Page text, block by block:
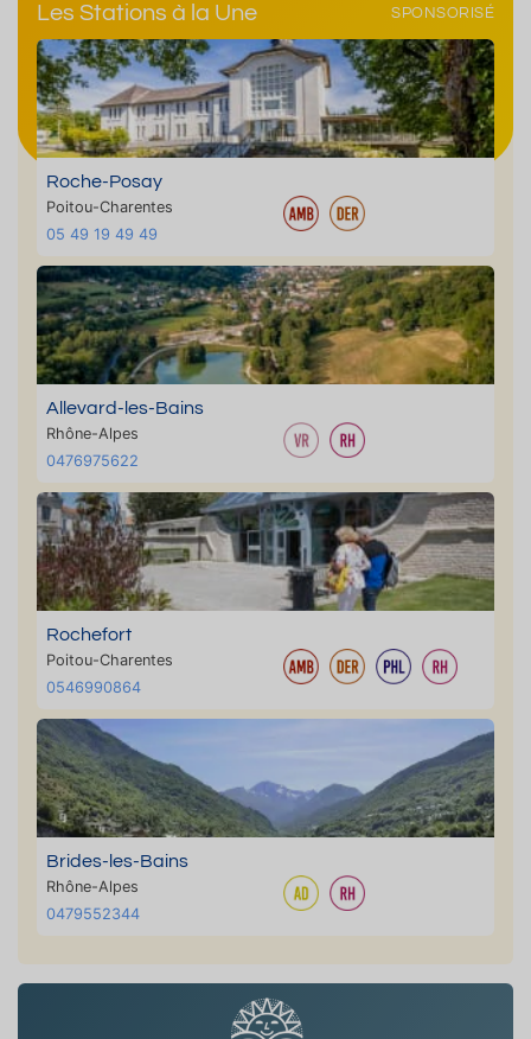
Les Stations à la Une SPONSORISÉ
Roche-Posay
Poitou-Charentes
05 49 19 49 49
Allevard-les-Bains
Rhône-Alpes
0476975622
Rochefort
Poitou-Charentes
0546990864
Brides-les-Bains
Rhône-Alpes
0479552344